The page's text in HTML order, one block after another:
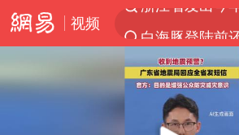
视频
光影经济撬动
河南重大刑案
国乒女单三将